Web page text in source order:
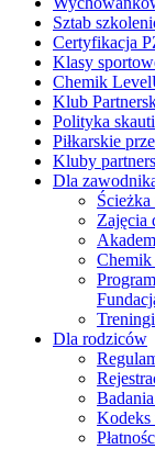
Sztab
Certyfikacja
Klasy
Chemik
Klub
Polityka
Piłkarskie
Kluby
Dla
Zajęcia
Chemik
Dla rodziców
Kodeks